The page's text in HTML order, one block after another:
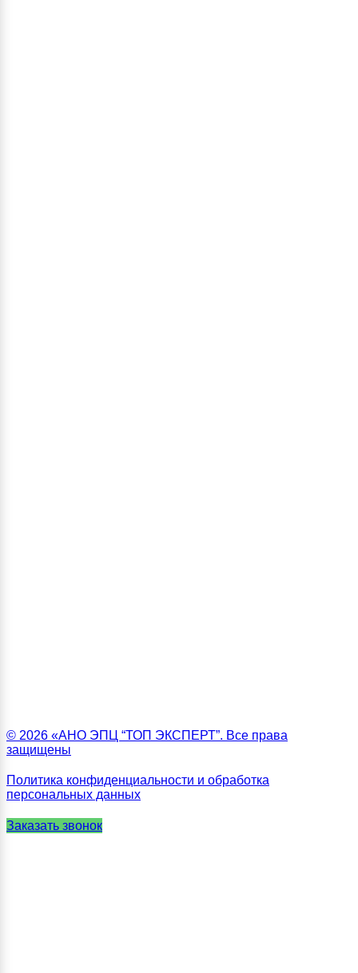
© 2026 «АНО ЭПЦ “ТОП ЭКСПЕРТ”. Все права
защищены
Политика конфиденциальности и обработка
персональных данных
Заказать звонок